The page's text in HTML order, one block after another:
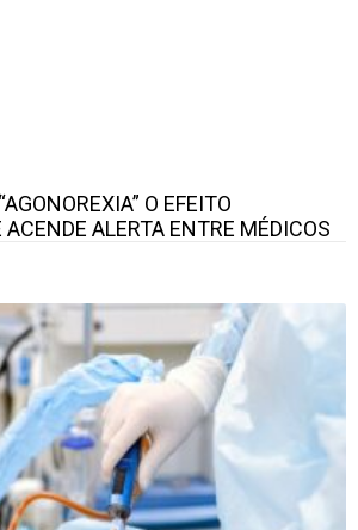
O EFEITO
ACENDE ALERTA ENTRE MÉDICOS